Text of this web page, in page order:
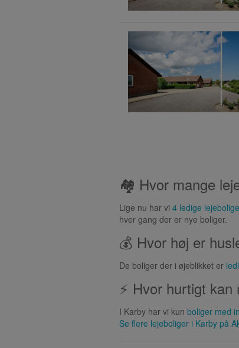
🏘 Hvor mange
Lige nu har vi 4 ledige
hver gang der er nye boliger.
💰 Hvor høj er
De boliger der i øjeblikket er
⚡ Hvor hurtigt
I Karby har vi kun boliger med
Se flere lejeboliger i Karby på